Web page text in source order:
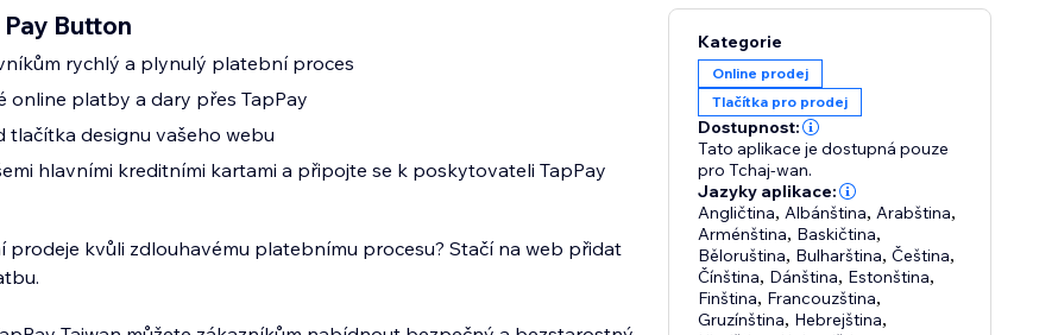
Button
rychlý a plynulý platební proces
online platby a dary přes TapPay
tlačítka designu vašeho webu
hlavními kreditními kartami a připojte se k poskytovateli TapPay
prodeje kvůli zdlouhavému platebnímu procesu? Stačí na web přidat
Kategorie
Online prodej
Tlačítka pro prodej
Dostupnost:
Tato aplikace je dostupná pouze
pro Tchaj-wan.
Jazyky aplikace:
Angličtina, Albánština, Arabština,
Arménština, Baskičtina,
Běloruština, Bulharština,Čeština,
Čínština, Dánština, Estonština,
Finština, Francouzština,
Gruzínština, Hebrejština,